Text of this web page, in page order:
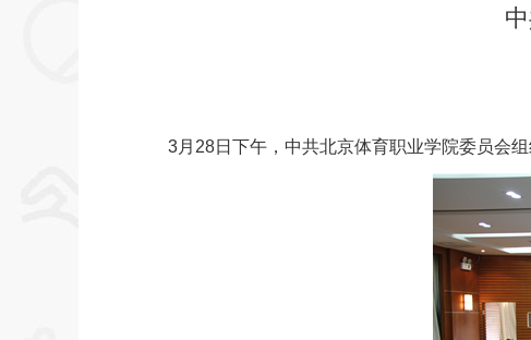
3月28日下午，中共北京体育职业学院委员会